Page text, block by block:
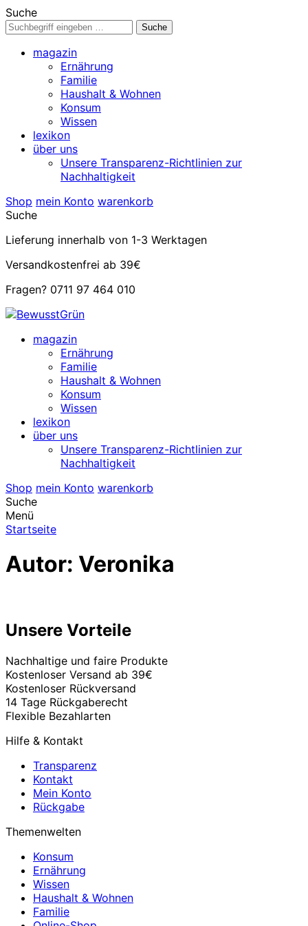
Suche
magazin
Ernährung
Familie
Haushalt & Wohnen
Konsum
Wissen
lexikon
über uns
Unsere Transparenz-Richtlinien zur
Nachhaltigkeit
Shop mein Konto warenkorb
Suche
Lieferung innerhalb von 1-3 Werktagen
Versandkostenfrei ab 39€
Fragen? 0711 97 464 010
magazin
Ernährung
Familie
Haushalt & Wohnen
Konsum
Wissen
lexikon
über uns
Unsere Transparenz-Richtlinien zur
Nachhaltigkeit
Shop mein Konto warenkorb
Suche
Menü
Startseite
Autor: Veronika
Unsere Vorteile
Nachhaltige und faire Produkte
Kostenloser Versand ab 39€
Kostenloser Rückversand
14 Tage Rückgaberecht
Flexible Bezahlarten
Hilfe & Kontakt
Transparenz
Kontakt
Mein Konto
Rückgabe
Themenwelten
Konsum
Ernährung
Wissen
Haushalt & Wohnen
Familie